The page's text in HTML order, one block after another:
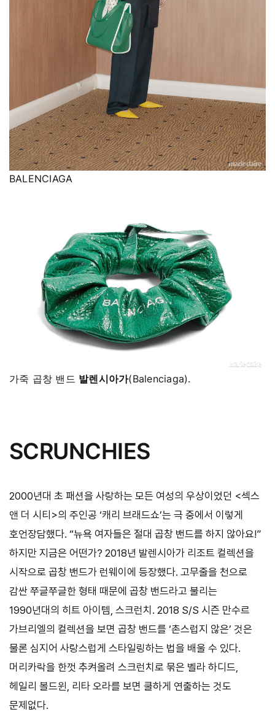
BALENCIAGA
가죽 곱창 밴드 발렌시아가(Balenciaga).
SCRUNCHIES
2000년대 초 패션을 사랑하는 모든 여성의 우상이었던 <섹스
앤 더 시티>의 주인공 ‘캐리 브래드쇼’는 극 중에서 이렇게
호언장담했다. “뉴욕 여자들은 절대 곱창 밴드를 하지 않아요!”
하지만 지금은 어떤가? 2018년 발렌시아가 리조트 컬렉션을
시작으로 곱창 밴드가 런웨이에 등장했다. 고무줄을 천으로
감싼 쭈글쭈글한 형태 때문에 곱창 밴드라고 불리는
1990년대의 히트 아이템, 스크런치. 2018 S/S 시즌 만수르
가브리엘의 컬렉션을 보면 곱창 밴드를 ‘촌스럽지 않은’ 것은
물론 심지어 사랑스럽게 스타일링하는 법을 배울 수 있다.
머리카락을 한껏 추켜올려 스크런치로 묶은 벨라 하디드,
헤일리 볼드윈, 리타 오라를 보면 쿨하게 연출하는 것도
문제없다.